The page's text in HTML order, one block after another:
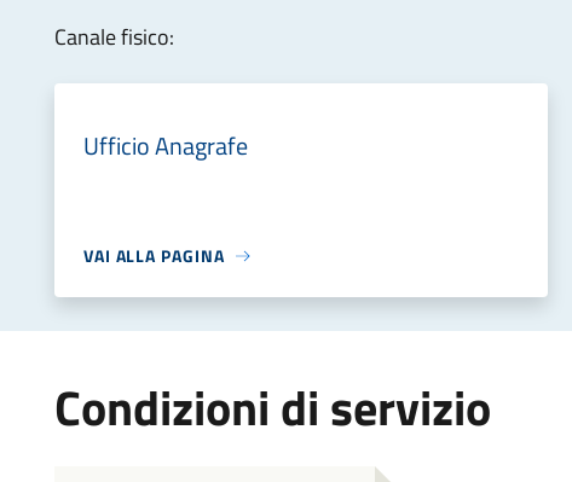
Canale fisico:
Ufficio Anagrafe
VAI ALLA PAGINA
Condizioni di servizio